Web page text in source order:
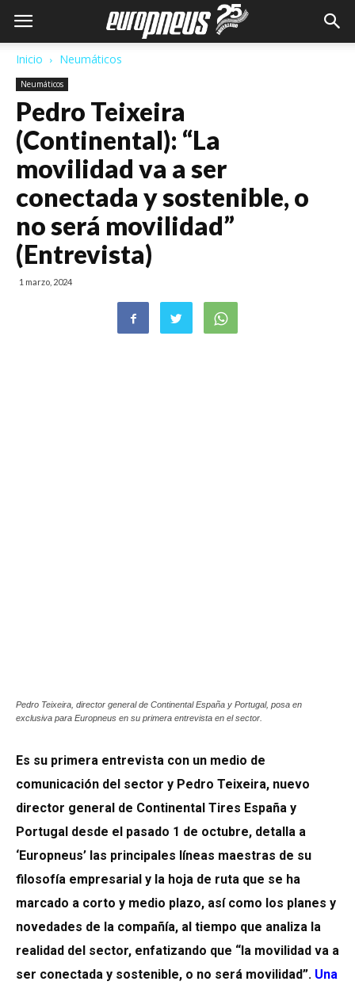
Inicio Neumáticos
Neumáticos
Pedro Teixeira
(Continental): “La
movilidad va a ser
conectada y sostenible, o
no será movilidad”
(Entrevista)
1 marzo, 2024
Pedro Teixeira, director general de Continental España y Portugal, posa en
exclusiva para Europneus en su primera entrevista en el sector.
Es su primera entrevista con un medio de
comunicación del sector y Pedro Teixeira, nuevo
director general de Continental Tires España y
Portugal desde el pasado 1 de octubre, detalla a
‘Europneus’ las principales líneas maestras de su
filosofía empresarial y la hoja de ruta que se ha
marcado a corto y medio plazo, así como los planes y
novedades de la compañía, al tiempo que analiza la
realidad del sector, enfatizando que “la movilidad va a
ser conectada y sostenible, o no será movilidad”. Una